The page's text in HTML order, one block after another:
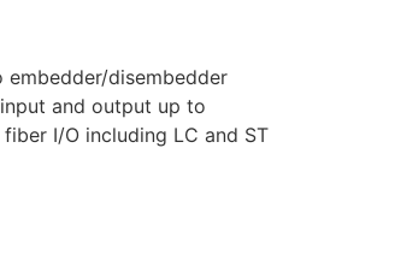
embedder/disembedder
and output up to
I/O including LC and ST